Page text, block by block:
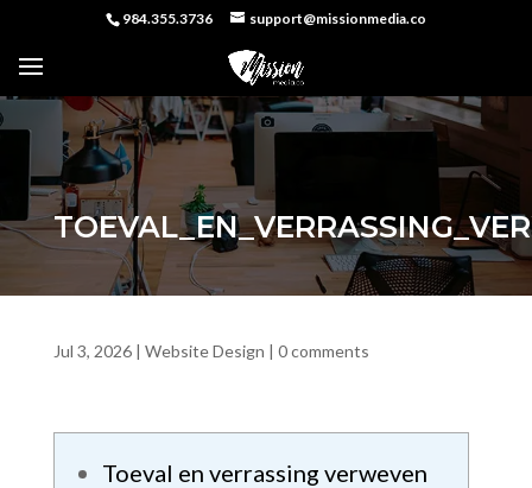
984.355.3736 support@missionmedia.co
Jul 3, 2026| Website Design | 0 comments
Toeval en verrassing verweven